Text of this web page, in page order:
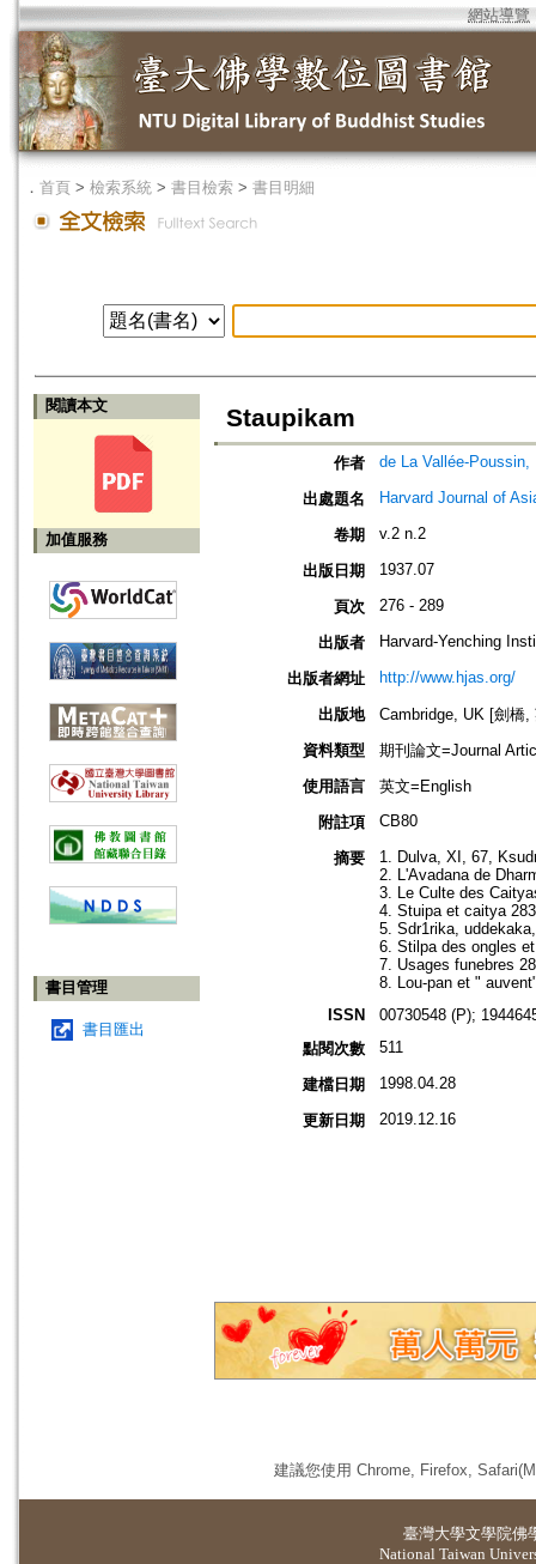
網站導覽
． 首頁 > 檢索系統 > 書目檢索 > 書目明細
閱讀本文
加值服務
書目管理
書目匯出
Staupikam
作者 de La Vallée-Poussin,
出處題名 Harvard Journal of
卷期 v.2 n.2
出版日期 1937.07
頁次 276 - 289
出版者 Harvard-Yenching
出版者網址 http://www.hjas.org/
出版地
Cambridge, UK [劍橋,
資料類型
期刊論文=Journal
使用語言
英文=English
附註項
CB80
摘要
1. Dulva, XI, 67,
2. L'Avadana de
3. Le Culte des
4. Stuipa et caitya 283
5. Sdr1rika,
6. Stilpa des ongles
7. Usages funebres
8. Lou-pan et "
ISSN
00730548 (P);
點閱次數
511
建檔日期 1998.04.28
更新日期 2019.12.16
建議您使用 Chrome, Firefox,
臺灣大學文學院佛
National Taiwan